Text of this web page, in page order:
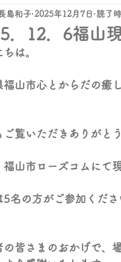
日々の徒然 お
．12．6福山
島和子 2025年12月7日 読了
は。
福山市心とからだの癒
ご覧いただきありがと
福山市ローズコムにて
5名の方がご参加くださ
の皆さまのおかげで、